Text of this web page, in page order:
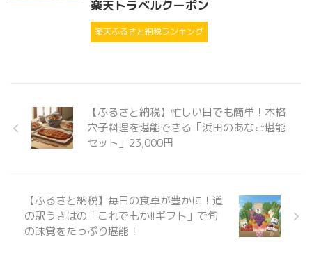
楽天トラベルクーポン
楽天ふるさと納税ランキング
【ふるさと納税】忙しい日でも簡単！本格
穴子料理を堪能できる「浜田のあなご堪能
セット」23,000円
【ふるさと納税】毎日の食卓が豊かに！道
の駅うきはの「これでもか!!ギフト」で旬
の味覚をたっぷり堪能！